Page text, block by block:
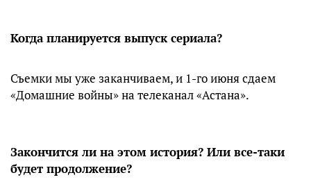
Когда планируется выпуск сериала?
Съемки мы уже заканчиваем, и 1-го июня сдаем
«Домашние войны» на телеканал «Астана».
Закончится ли на этом история? Или все-таки
будет продолжение?